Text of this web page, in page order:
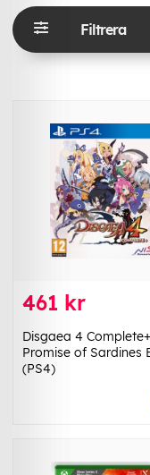
Filtrera
461 kr
Disgaea 4
Promise of Sardines
(PS4)